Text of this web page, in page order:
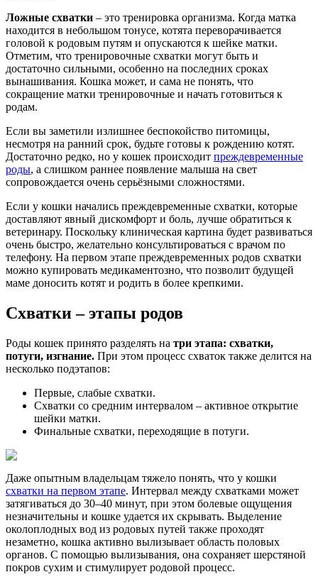
Ложные схватки – это тренировка организма. Когда матка
находится в небольшом тонусе, котята переворачивается
головой к родовым путям и опускаются к шейке матки.
Отметим, что тренировочные схватки могут быть и
достаточно сильными, особенно на последних сроках
вынашивания. Кошка может, и сама не понять, что
сокращение матки тренировочные и начать готовиться к
родам.
Если вы заметили излишнее беспокойство питомицы,
несмотря на ранний срок, будьте готовы к рождению котят.
Достаточно редко, но у кошек происходит преждевременные
роды, а слишком раннее появление малыша на свет
сопровождается очень серьёзными сложностями.
Если у кошки начались преждевременные схватки, которые
доставляют явный дискомфорт и боль, лучше обратиться к
ветеринару. Поскольку клиническая картина будет развиваться
очень быстро, желательно консультироваться с врачом по
телефону. На первом этапе преждевременных родов схватки
можно купировать медикаментозно, что позволит будущей
маме доносить котят и родить в более крепкими.
Схватки – этапы родов
Роды кошек принято разделять на три этапа: схватки,
потуги, изгнание. При этом процесс схваток также делится на
несколько подэтапов:
Первые, слабые схватки.
Схватки со средним интервалом – активное открытие
шейки матки.
Финальные схватки, переходящие в потуги.
Даже опытным владельцам тяжело понять, что у кошки
схватки на первом этапе. Интервал между схватками может
затягиваться до 30–40 минут, при этом болевые ощущения
незначительны и кошке удается их скрывать. Выделение
околоплодных вод из родовых путей также проходят
незаметно, кошка активно вылизывает область половых
органов. С помощью вылизывания, она сохраняет шерстяной
покров сухим и стимулирует родовой процесс.